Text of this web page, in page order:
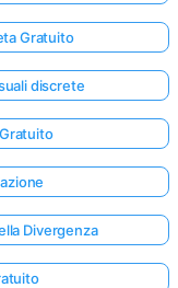
Gratuito
discrete
Divergenza